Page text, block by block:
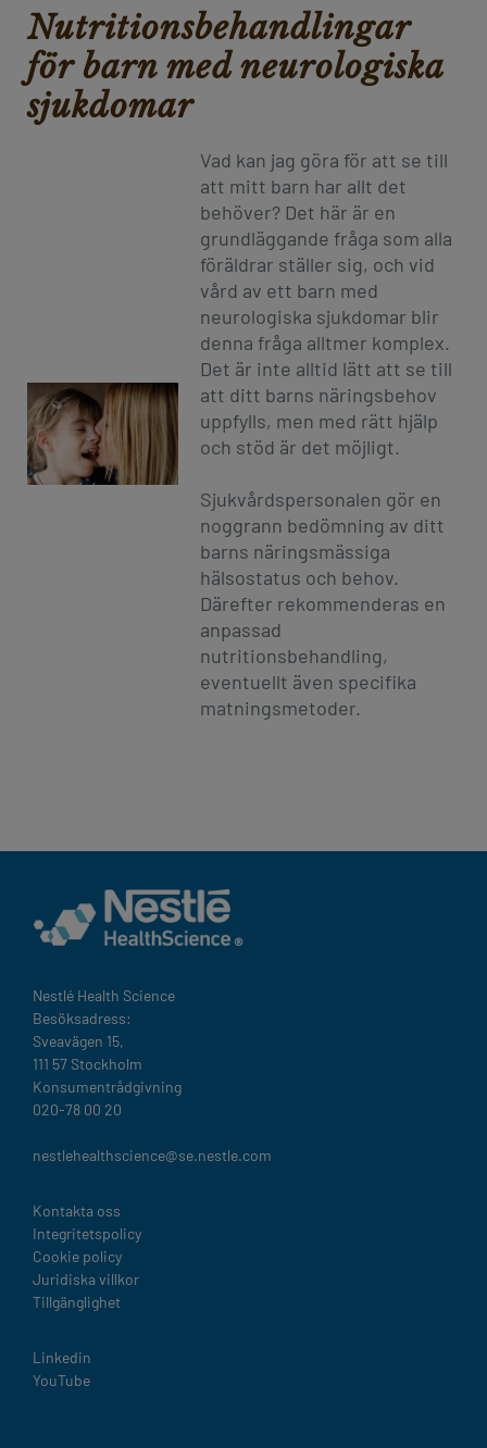
Nutritionsbehandlingar
för barn med neurologiska
sjukdomar
Vad kan jag göra för att se till
att mitt barn har allt det
behöver? Det här är en
grundläggande fråga som alla
föräldrar ställer sig, och vid
vård av ett barn med
neurologiska sjukdomar blir
denna fråga alltmer komplex.
Det är inte alltid lätt att se till
att ditt barns näringsbehov
uppfylls, men med rätt hjälp
och stöd är det möjligt.
Sjukvårdspersonalen gör en
noggrann bedömning av ditt
barns näringsmässiga
hälsostatus och behov.
Därefter rekommenderas en
anpassad
nutritionsbehandling,
eventuellt även specifika
matningsmetoder.
Nestlé Health Science​
Besöksadress:
Sveavägen 15,
111 57 Stockholm
Konsumentrådgivning
020-78 00 20
nestlehealthscience@se.nestle.com​
Legal
Kontakta oss
Integritetspolicy
Cookie policy
Juridiska villkor
Tillgänglighet
Linkedin
YouTube